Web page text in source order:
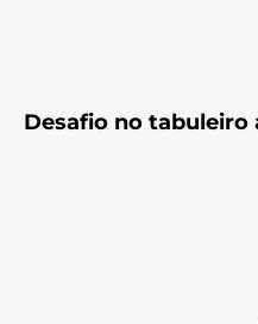
Desafio no tabuleiro